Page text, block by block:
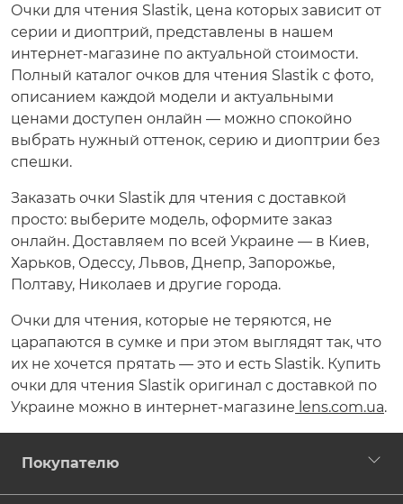
Очки для чтения Slastik, цена которых зависит от
серии и диоптрий, представлены в нашем
интернет-магазине по актуальной стоимости.
Полный каталог очков для чтения Slastik с фото,
описанием каждой модели и актуальными
ценами доступен онлайн — можно спокойно
выбрать нужный оттенок, серию и диоптрии без
спешки.
Заказать очки Slastik для чтения с доставкой
просто: выберите модель, оформите заказ
онлайн. Доставляем по всей Украине — в Киев,
Харьков, Одессу, Львов, Днепр, Запорожье,
Полтаву, Николаев и другие города.
Очки для чтения, которые не теряются, не
царапаются в сумке и при этом выглядят так, что
их не хочется прятать — это и есть Slastik. Купить
очки для чтения Slastik оригинал с доставкой по
Украине можно в интернет-магазине lens.com.ua.
Покупателю